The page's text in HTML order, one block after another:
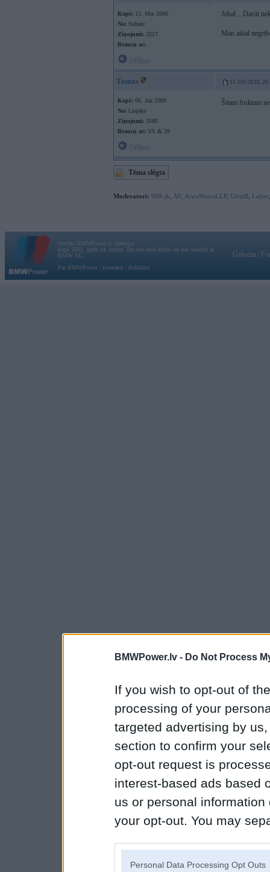
BMWPower.lv - Do Not Process
If you wish to opt-out of
processing of your
targeted advertising by
section to confirm your
opt-out request is
interest-based ads based
us or personal
your opt-out. You may
Personal Data Processing Opt Outs
Kopš: 13. Mar 2006
No: Subate
Ziņojumi: 3217
Braucu ar:
Jebal... Dariit
Man atkal
Tomzs 11. Oct 2010,
Kopš: 06. Jan 2009
No: Liepāja
Ziņojumi: 3580
Braucu ar: VS & 29
Šitam fruktam
Tēma slēgta
Moderatori: 968-jk AV AiwaShuraLLP, GirtzB Lafter
Vortāls BMWPower.lv darbojas
kopš 2002. gada 14. maija. Tas nav auto klubs un nav saistīts ar
BMW AG.
Par BMWPower
Kontakti Reklāma
Galvena